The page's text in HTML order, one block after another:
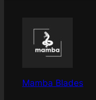
Mamba Blades